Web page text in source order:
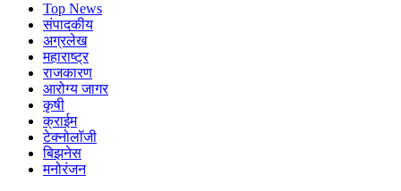
Top News
संपादकीय
अग्रलेख
महाराष्ट्र
राजकारण
आरोग्य जागर
कृषी
क्राईम
टेक्नोलॉजी
बिझनेस
मनोरंजन